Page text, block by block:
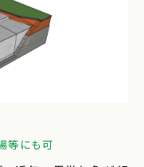
等にも可